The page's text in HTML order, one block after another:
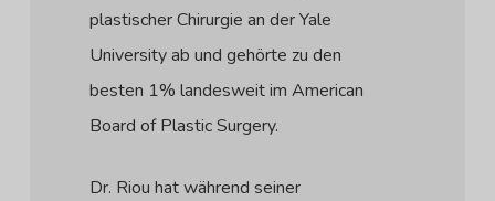
plastischer Chirurgie an der Yale
University ab und gehörte zu den
besten 1% landesweit im American
Board of Plastic Surgery.
Dr. Riou hat während seiner